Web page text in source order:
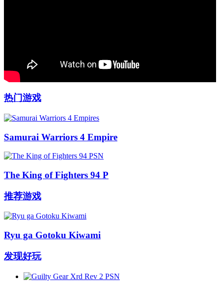
热门游戏
Samurai Warriors 4 Empire
The King of Fighters 94 P
推荐游戏
Ryu ga Gotoku Kiwami
发现好玩